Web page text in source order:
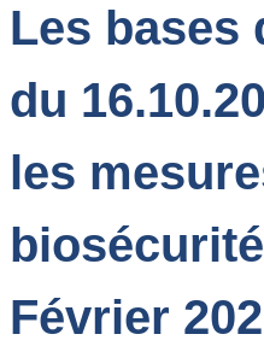
Les bases
du
les
Février